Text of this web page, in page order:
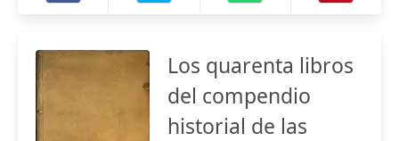
Los quarenta libros
del compendio
historial de las